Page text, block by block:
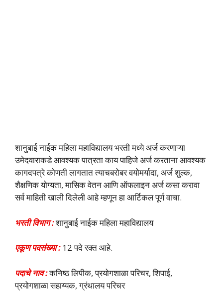
शानुबाई नाईक महिला महाविद्यालय भरती मध्ये अर्ज करणाऱ्या
उमेदवाराकडे आवश्यक पात्रता काय पाहिजे अर्ज करताना आवश्यक
कागदपत्रे कोणती लागतात त्याचबरोबर वयोमर्यादा, अर्ज शुल्क,
शैक्षणिक योग्यता, मासिक वेतन आणि ऑफलाइन अर्ज कसा करावा
सर्व माहिती खाली दिलेली आहे म्हणून हा आर्टिकल पूर्ण वाचा.
भरती विभाग :शानुबाई नाईक महिला महाविद्यालय
एकूण पदसंख्या :12 पदे रक्त आहे.
पदाचे नाव :कनिष्ठ लिपीक, प्रयोगशाळा परिचर, शिपाई,
प्रयोगशाळा सहाय्यक, ग्रंथालय परिचर